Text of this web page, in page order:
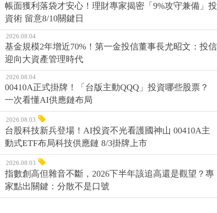
帳面獲利落袋才安心！理財專家揭密「9%攻守兼備」投
資術 留意8/10關鍵日
2026.08.04
基金規模2年增近70%！第一金投信董事長尤昭文：投信
迎向大資產管理時代
2026.08.04
00410A正式掛牌！「台版主動QQQ」投資哪些股票？
一次看懂AI供應鏈布局
2026.08.03
台股科技新兵登場！AI投資不光看護國神山 00410A主
動式ETF布局科技供應鏈 8/3掛牌上市
2026.08.03
指數創高但雜音不斷，2026下半年該追高還是觀望？專
家點出關鍵：分散不是口號